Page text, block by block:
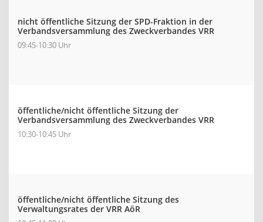
nicht öffentliche Sitzung der SPD-Fraktion in der
Verbandsversammlung des Zweckverbandes VRR
09:45-10:30 Uhr
öffentliche/nicht öffentliche Sitzung der
Verbandsversammlung des Zweckverbandes VRR
10:30-10:45 Uhr
öffentliche/nicht öffentliche Sitzung des
Verwaltungsrates der VRR AöR